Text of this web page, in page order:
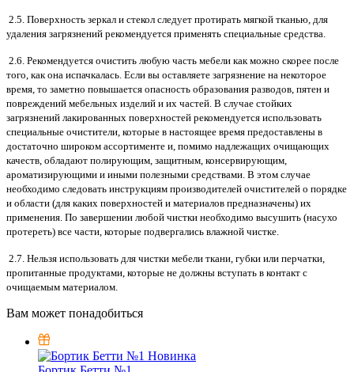
2.5. Поверхность зеркал и стекол следует протирать мягкой тканью, для
удаления загрязнений рекомендуется применять специальные средства.
2.6. Рекомендуется очистить любую часть мебели как можно скорее после
того, как она испачкалась. Если вы оставляете загрязнение на некоторое
время, то заметно повышается опасность образования разводов, пятен и
повреждений мебельных изделий и их частей. В случае стойких
загрязнений лакированных поверхностей рекомендуется использовать
специальные очистители, которые в настоящее время предоставлены в
достаточно широком ассортименте и, помимо надлежащих очищающих
качеств, обладают полирующим, защитным, консервирующим,
ароматизирующими и иными полезными средствами. В этом случае
необходимо следовать инструкциям производителей очистителей о порядке
и области (для каких поверхностей и материалов предназначены) их
применения. По завершении любой чистки необходимо высушить (насухо
протереть) все части, которые подвергались влажной чистке.
2.7. Нельзя использовать для чистки мебели ткани, губки или перчатки,
пропитанные продуктами, которые не должны вступать в контакт с
очищаемым материалом.
Вам может понадобиться
Новинка